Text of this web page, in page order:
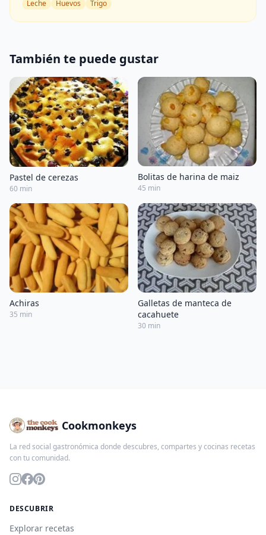
Leche Huevos Trigo
También te puede gustar
Pastel de cerezas
60 min
Bolitas de harina de maiz
45 min
Achiras
35 min
Galletas de manteca de
cacahuete
30 min
Cookmonkeys
La red social gastronómica donde descubres, compartes y cocinas recetas
con tu comunidad.
DESCUBRIR
Explorar recetas